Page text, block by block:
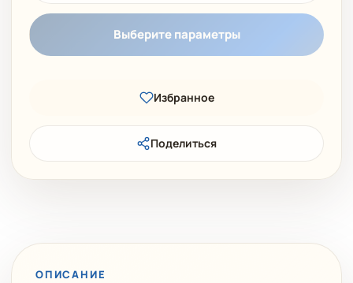
Выберите параметры
Избранное
Поделиться
ОПИСАНИЕ